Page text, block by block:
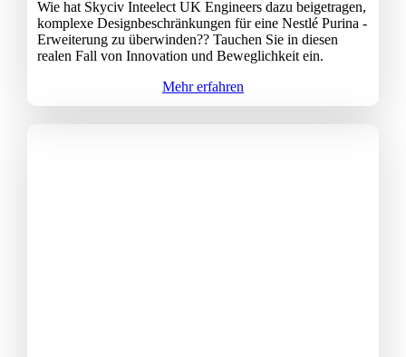
Wie hat Skyciv Inteelect UK Engineers dazu beigetragen,
komplexe Designbeschränkungen für eine Nestlé Purina -
Erweiterung zu überwinden?? Tauchen Sie in diesen
realen Fall von Innovation und Beweglichkeit ein.
Mehr erfahren